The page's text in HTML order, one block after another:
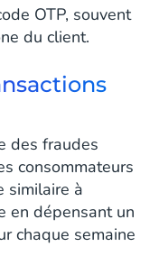
OTP, souvent
du client.
des fraudes
consommateurs
similaire à
en dépensant un
chaque semaine